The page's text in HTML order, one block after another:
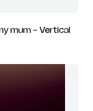
mum - Vertical